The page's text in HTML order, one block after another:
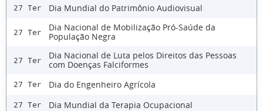
27 Ter Dia Mundial do Patrimônio Audiovisual
27 Ter
Dia Nacional de Mobilização Pró-Saúde da
População Negra
27 Ter
Dia Nacional de Luta pelos Direitos das Pessoas
com Doenças Falciformes
27 Ter Dia do Engenheiro Agrícola
27 Ter Dia Mundial da Terapia Ocupacional